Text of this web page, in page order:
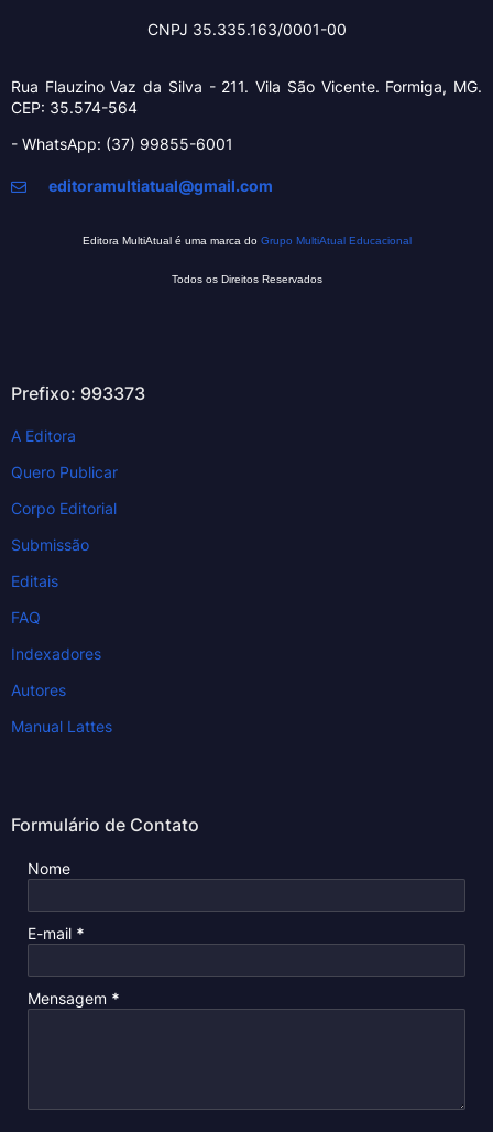
CNPJ 35.335.163/0001-00
Rua Flauzino Vaz da Silva - 211.Vila São Vicente. Formiga, MG.
CEP: 35.574-564
- WhatsApp: (37) 99855-6001
editoramultiatual@gmail.com
Editora MultiAtual é uma marca do Grupo MultiAtual Educacional
Todos os Direitos Reservados
Prefixo: 993373
A Editora
Quero Publicar
Corpo Editorial
Submissão
Editais
FAQ
Indexadores
Autores
Manual Lattes
Formulário de Contato
Nome
E-mail *
Mensagem *